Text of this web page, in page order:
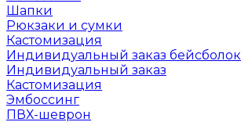
Шапки
Рюкзаки и сумки
Кастомизация
Индивидуальный заказ бейсболок
Индивидуальный заказ
Кастомизация
Эмбоссинг
ПВХ-шеврон